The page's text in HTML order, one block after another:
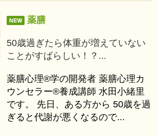
薬膳
50歳過ぎたら体重が増えていない
ことがすばらしい！？...
薬膳心理®学の開発者 薬膳心理カ
ウンセラー®養成講師 水田小緒里
です。 先日、ある方から 50歳を過
ぎると代謝が悪くなるので...